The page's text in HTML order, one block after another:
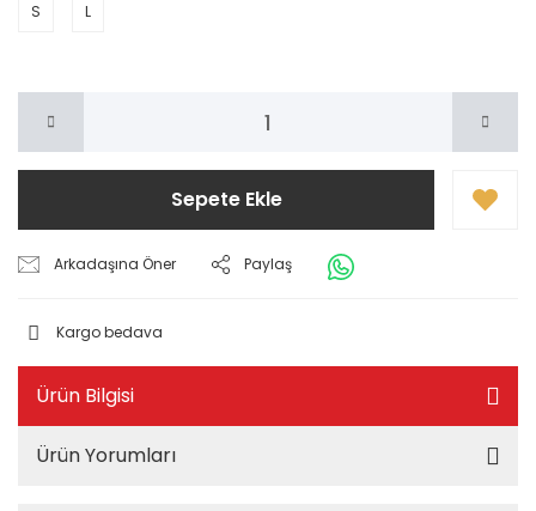
S L
Sepete Ekle
Arkadaşına Öner Paylaş
Kargo bedava
Ürün Bilgisi
Ürün Yorumları